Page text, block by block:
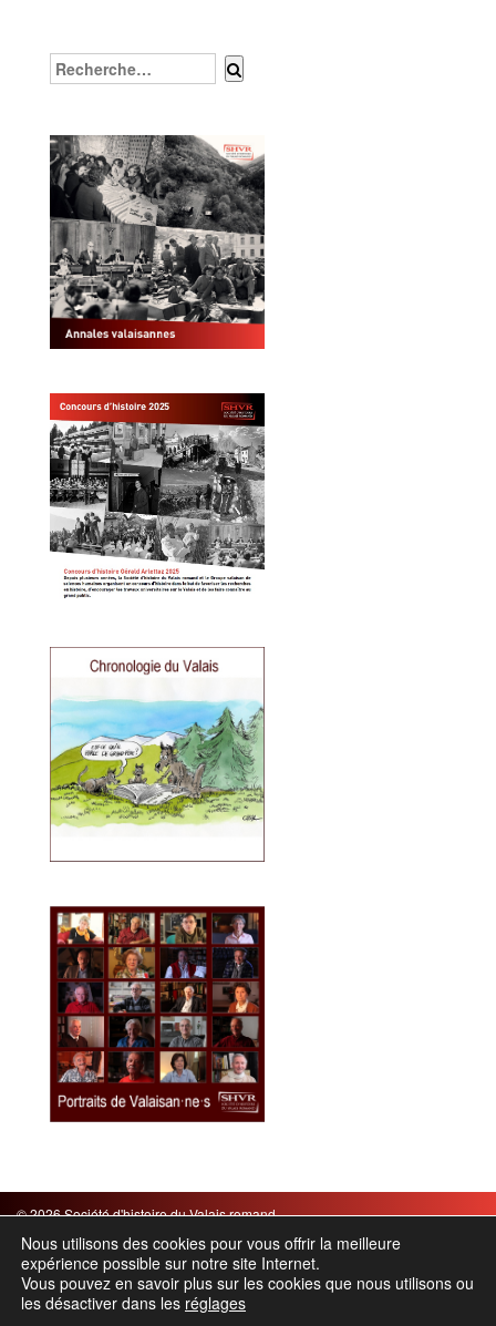
© 2026 Société d'histoire du Valais romand
Chemin des Barrières 21 – Case postale 854 – 1920 Martigny
Tel. : +41 27 565 65 24 – Email : info(@)shvr.ch
Nous utilisons des cookies pour vous offrir la meilleure
expérience possible sur notre site Internet.
Vous pouvez en savoir plus sur les cookies que nous utilisons ou
les désactiver dans les réglages